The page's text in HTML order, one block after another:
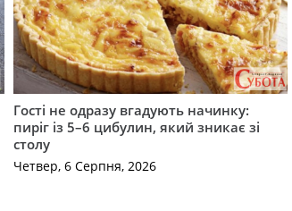
Гості не одразу вгадують начинку:
пиріг із 5–6 цибулин, який зникає зі
столу
Четвер, 6 Серпня, 2026